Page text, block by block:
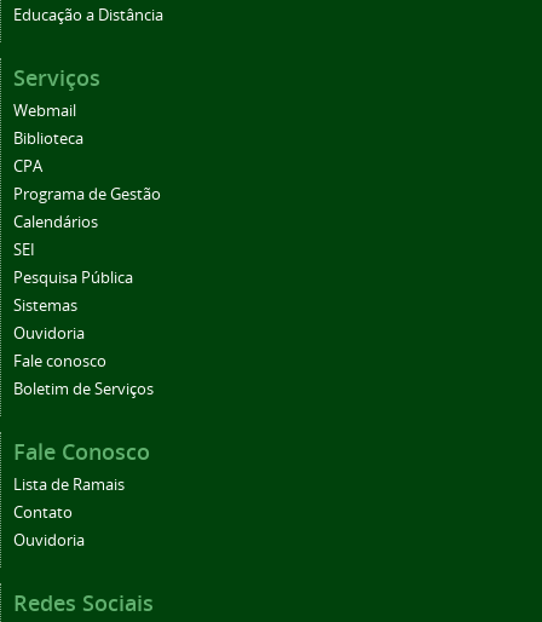
Educação a Distância
Serviços
Webmail
Biblioteca
CPA
Programa de Gestão
Calendários
SEI
Pesquisa Pública
Sistemas
Ouvidoria
Fale conosco
Boletim de Serviços
Fale Conosco
Lista de Ramais
Contato
Ouvidoria
Redes Sociais